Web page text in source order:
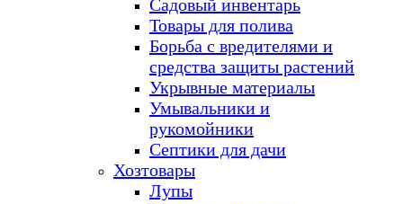
Садовый инвентарь
Товары для полива
Борьба с вредителями и
средства защиты растений
Укрывные материалы
Умывальники и
рукомойники
Септики для дачи
Хозтовары
Лупы